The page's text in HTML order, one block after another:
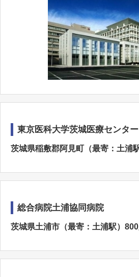
東京医科大学茨城医療センター
茨城県稲敷郡阿見町（最寄：土浦
総合病院土浦協同病院
茨城県土浦市（最寄：土浦駅）